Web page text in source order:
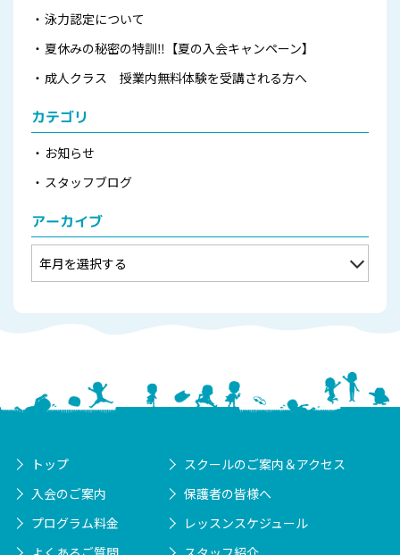
泳力認定について
夏休みの秘密の特訓‼️【夏の入会キャンペーン】
成人クラス 授業内無料体験を受講される方へ
カテゴリ
お知らせ
スタッフブログ
アーカイブ
トップ
スクールのご案内＆アクセス
入会のご案内
保護者の皆様へ
プログラム料金
レッスンスケジュール